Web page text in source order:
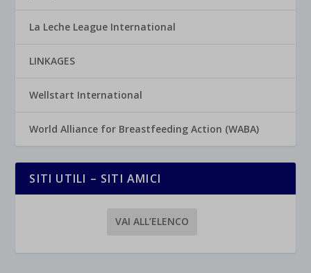
La Leche League International
LINKAGES
Wellstart International
World Alliance for Breastfeeding Action (WABA)
SITI UTILI – SITI AMICI
VAI ALL’ELENCO